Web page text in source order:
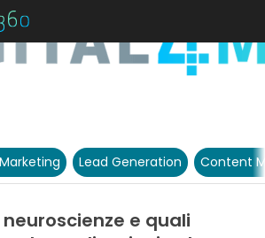
Lead Generation Content
e quali